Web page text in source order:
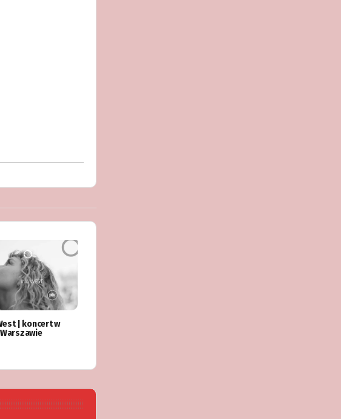
| koncert w
Warszawie